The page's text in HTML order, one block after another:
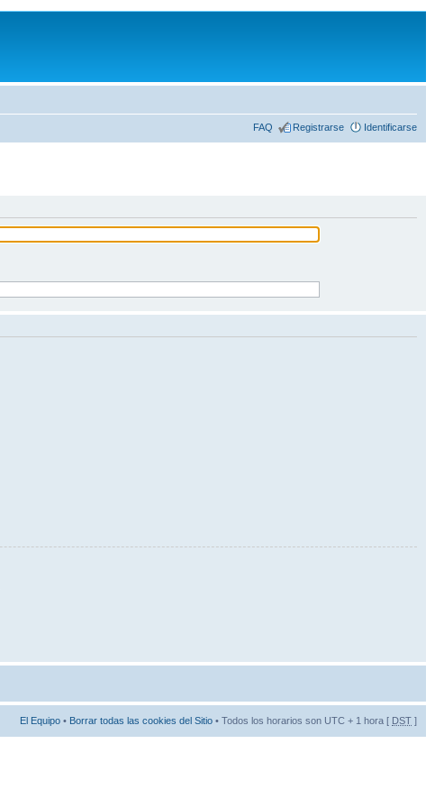
FAQ Registrarse Identificarse
El Equipo • Borrar todas las cookies del Sitio • Todos los horarios son UTC + 1 hora [ DST ]